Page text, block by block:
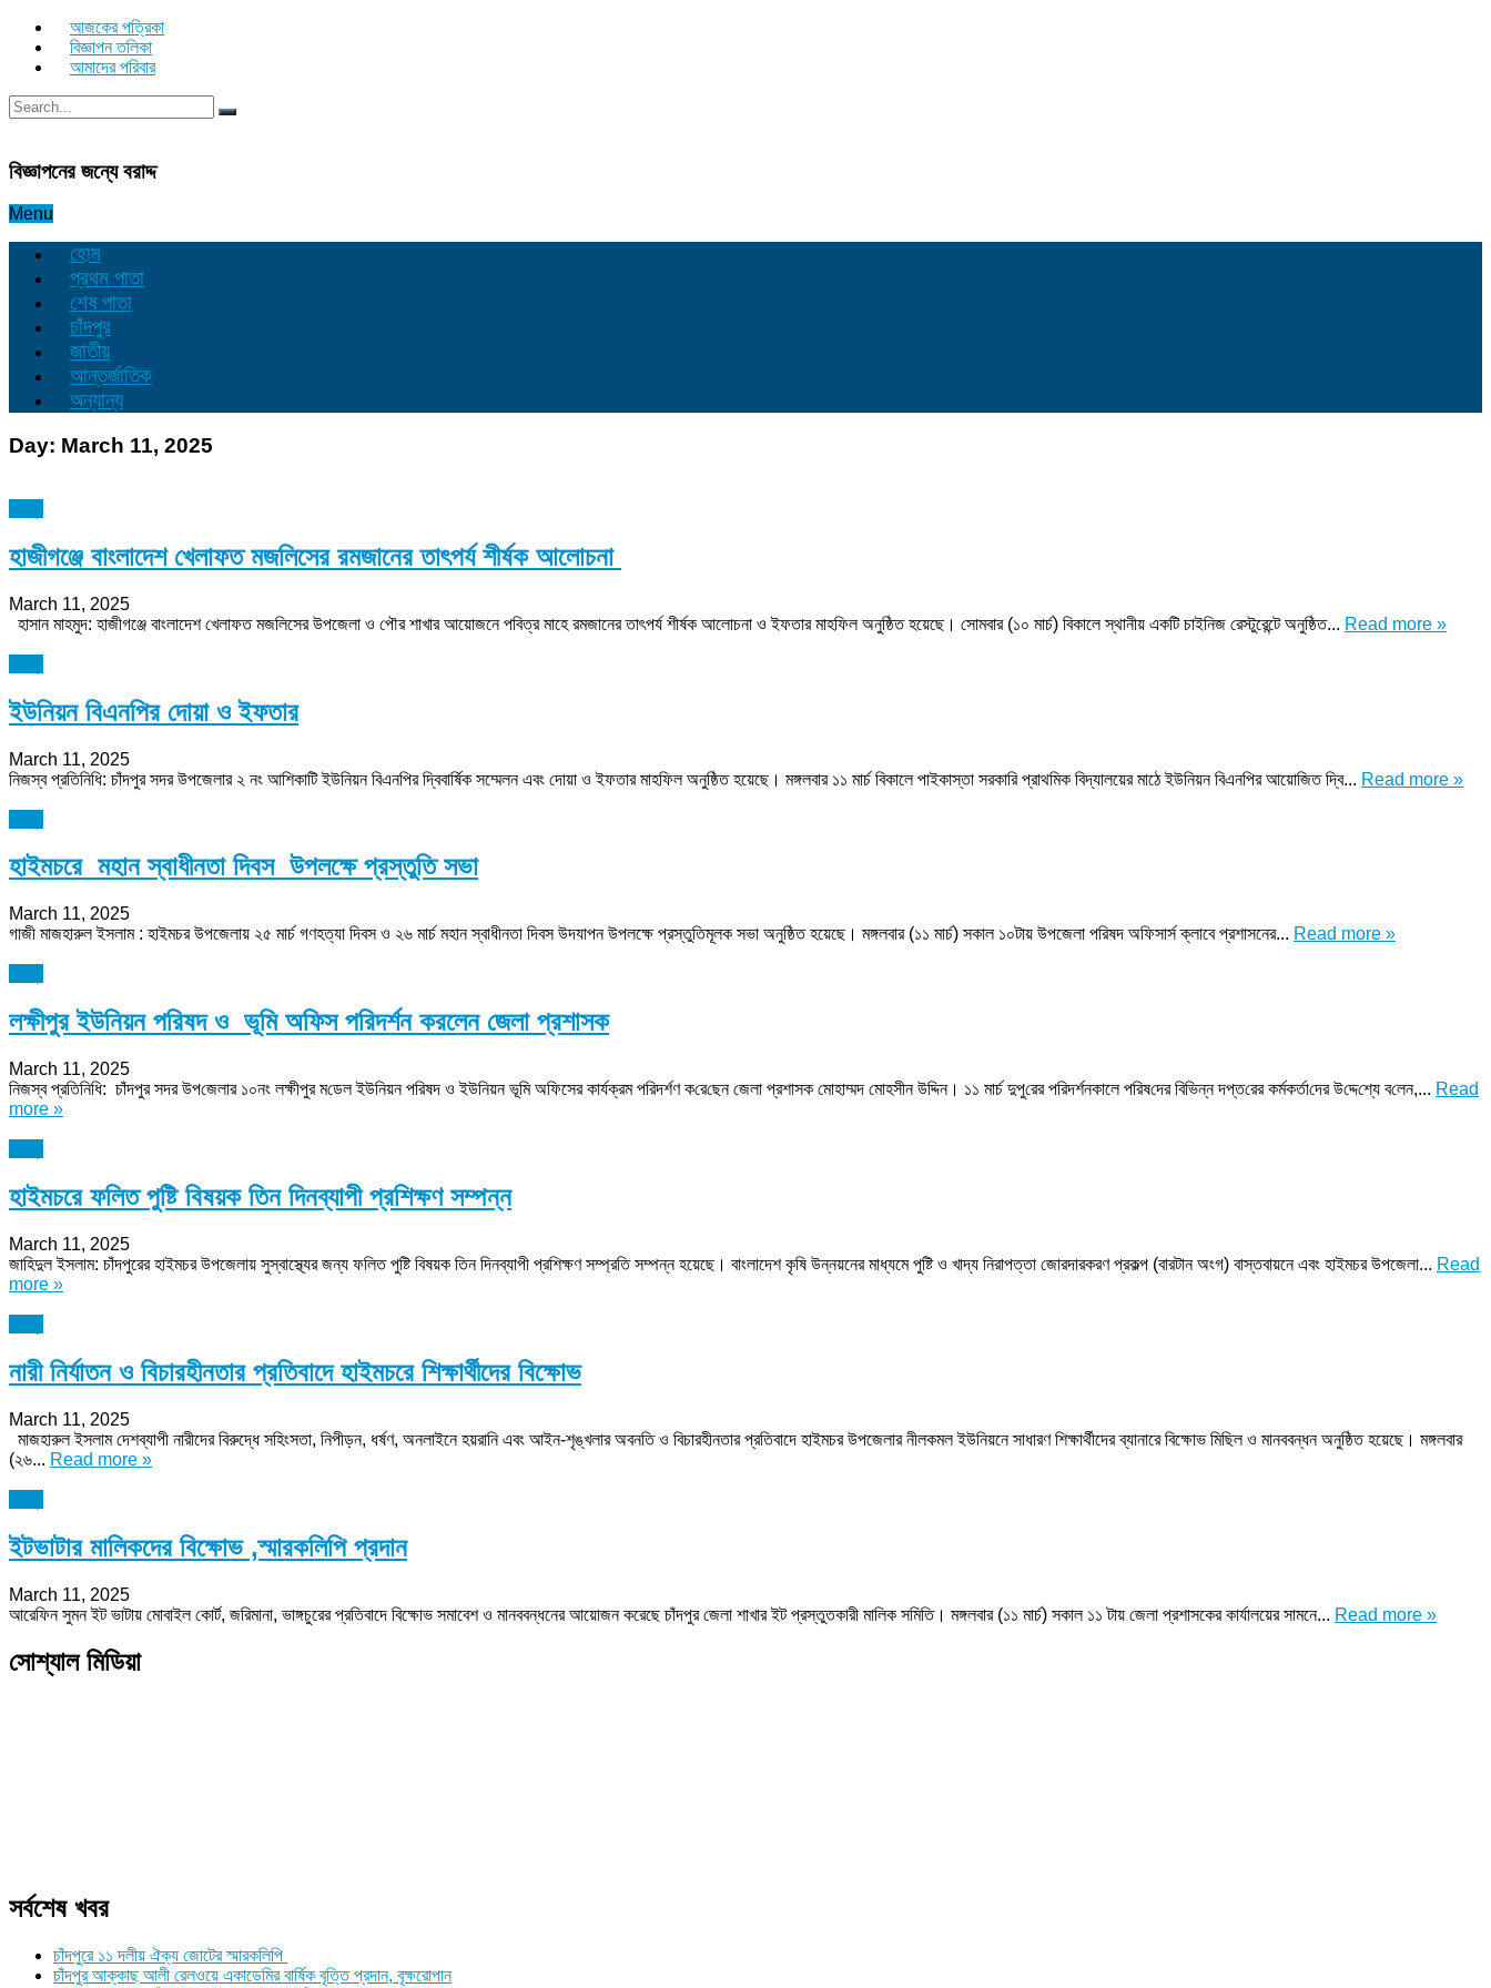
আজকের পত্রিকা
বিজ্ঞাপন তলিকা
আমাদের পরিবার
বিজ্ঞাপনের জন্যে বরাদ্দ
Menu
হোম
প্রথম পাতা
শেষ পাতা
চাঁদপুর
জাতীয়
আন্তর্জাতিক
অন্যান্য
Day: March 11, 2025
হাজীগঞ্জে বাংলাদেশ খেলাফত মজলিসের রমজানের তাৎপর্য শীর্ষক আলোচনা
March 11, 2025
হাসান মাহমুদ: হাজীগঞ্জে বাংলাদেশ খেলাফত মজলিসের উপজেলা ও পৌর শাখার আয়োজনে পবিত্র মাহে রমজানের তাৎপর্য শীর্ষক আলোচনা ও ইফতার মাহফিল অনুষ্ঠিত হয়েছে। সোমবার (১০ মার্চ) বিকালে স্থানীয় একটি চাইনিজ রেস্টুরেন্টে অনুষ্ঠিত... Read more »
ইউনিয়ন বিএনপির দোয়া ও ইফতার
March 11, 2025
নিজস্ব প্রতিনিধি: চাঁদপুর সদর উপজেলার ২ নং আশিকাটি ইউনিয়ন বিএনপির দ্বিবার্ষিক সম্মেলন এবং দোয়া ও ইফতার মাহফিল অনুষ্ঠিত হয়েছে। মঙ্গলবার ১১ মার্চ বিকালে পাইকাস্তা সরকারি প্রাথমিক বিদ্যালয়ের মাঠে ইউনিয়ন বিএনপির আয়োজিত দ্বি... Read more »
হাইমচরে মহান স্বাধীনতা দিবস উপলক্ষে প্রস্তুতি সভা
March 11, 2025
গাজী মাজহারুল ইসলাম : হাইমচর উপজেলায় ২৫ মার্চ গণহত্যা দিবস ও ২৬ মার্চ মহান স্বাধীনতা দিবস উদযাপন উপলক্ষে প্রস্তুতিমূলক সভা অনুষ্ঠিত হয়েছে। মঙ্গলবার (১১ মার্চ) সকাল ১০টায় উপজেলা পরিষদ অফিসার্স ক্লাবে প্রশাসনের... Read more »
লক্ষীপুর ইউ‌নিয়ন প‌রিষ‌দ ও ভূ‌মি অ‌ফিস প‌রিদর্শন করলেন জেলা প্রশাসক
March 11, 2025
নিজস্ব প্রতিনিধি: চাঁদপুর সদর উপ‌জেলার ১০নং লক্ষীপুর ম‌ডেল ইউ‌নিয়ন প‌রিষ‌দ ও ইউ‌নিয়ন ভূ‌মি অ‌ফিসের কার্যক্রম প‌রিদর্শণ ক‌রে‌ছেন জেলা প্রশাসক মোহাম্মদ মোহসীন উ‌দ্দিন। ১১ মার্চ দুপু‌রের প‌রিদর্শনকালে প‌রিষ‌দের বি‌ভিন্ন দপ্ত‌রের কর্মকর্তা‌দের উ‌দ্দে‌শ্যে ব‌লেন,... Read
more »
হাইমচরে ফলিত পুষ্টি বিষয়ক তিন দিনব্যাপী প্রশিক্ষণ সম্পন্ন
March 11, 2025
জাহিদুল ইসলাম: চাঁদপুরের হাইমচর উপজেলায় সুস্বাস্থ্যের জন্য ফলিত পুষ্টি বিষয়ক তিন দিনব্যাপী প্রশিক্ষণ সম্প্রতি সম্পন্ন হয়েছে। বাংলাদেশ কৃষি উন্নয়নের মাধ্যমে পুষ্টি ও খাদ্য নিরাপত্তা জোরদারকরণ প্রকল্প (বারটান অংগ) বাস্তবায়নে এবং হাইমচর উপজেলা... Read
more »
নারী নির্যাতন ও বিচারহীনতার প্রতিবাদে হাইমচরে শিক্ষার্থীদের বিক্ষোভ
March 11, 2025
মাজহারুল ইসলাম দেশব্যাপী নারীদের বিরুদ্ধে সহিংসতা, নিপীড়ন, ধর্ষণ, অনলাইনে হয়রানি এবং আইন-শৃঙ্খলার অবনতি ও বিচারহীনতার প্রতিবাদে হাইমচর উপজেলার নীলকমল ইউনিয়নে সাধারণ শিক্ষার্থীদের ব্যানারে বিক্ষোভ মিছিল ও মানববন্ধন অনুষ্ঠিত হয়েছে। মঙ্গলবার
(২৬... Read more »
ইটভাটার মালিকদের বিক্ষোভ ,স্মারকলিপি প্রদান
March 11, 2025
আরেফিন সুমন ইট ভাটায় মোবাইল কোর্ট, জরিমানা, ভাঙ্গচুরের প্রতিবাদে বিক্ষোভ সমাবেশ ও মানববন্ধনের আয়োজন করেছে চাঁদপুর জেলা শাখার ইট প্রস্তুতকারী মালিক সমিতি। মঙ্গলবার (১১ মার্চ) সকাল ১১ টায় জেলা প্রশাসকের কার্যালয়ের সামনে... Read more »
সোশ্যাল মিডিয়া
সর্বশেষ খবর
চাঁদপুরে ১১ দলীয় ঐক্য জোটের স্মারকলিপি
চাঁদপুর আক্কাছ আলী রেলওয়ে একাডেমির বার্ষিক বৃত্তি প্রদান, বৃক্ষরোপান